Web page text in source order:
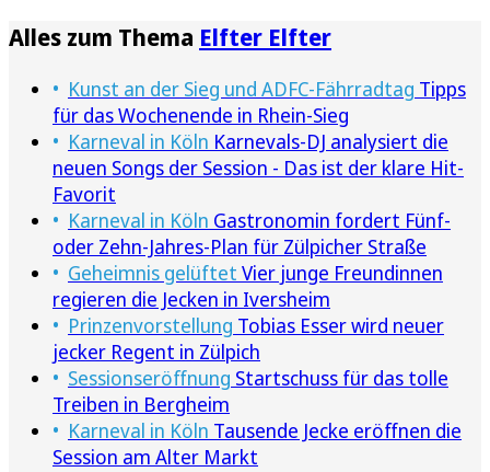
Alles zum Thema Elfter Elfter
Kunst an der Sieg und ADFC-Fährradtag Tipps
für das Wochenende in Rhein-Sieg
Karneval in Köln Karnevals-DJ analysiert die
neuen Songs der Session - Das ist der klare Hit-
Favorit
Karneval in Köln Gastronomin fordert Fünf-
oder Zehn-Jahres-Plan für Zülpicher Straße
Geheimnis gelüftet Vier junge Freundinnen
regieren die Jecken in Iversheim
Prinzenvorstellung Tobias Esser wird neuer
jecker Regent in Zülpich
Sessionseröffnung Startschuss für das tolle
Treiben in Bergheim
Karneval in Köln Tausende Jecke eröffnen die
Session am Alter Markt